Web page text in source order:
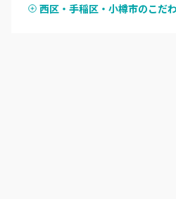
ハンドスカルプ
西区・手稲区・小樽市のこだ